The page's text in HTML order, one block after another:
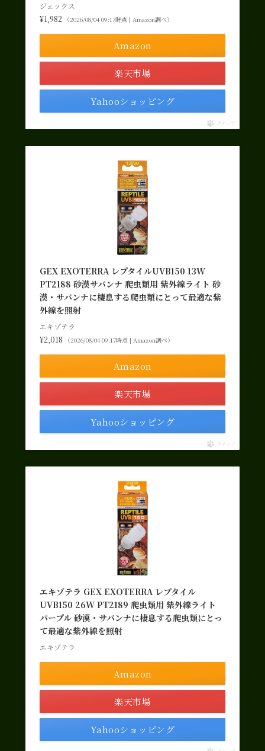
ジェックス
¥1,982
（2026/08/04 09:17時点 | Amazon調べ）
Amazon
楽天市場
Yahooショッピング
ポチップ
GEX EXOTERRA レプタイルUVB150 13W
PT2188 砂漠サバンナ 爬虫類用 紫外線ライト 砂
漠・サバンナに棲息する爬虫類にとって最適な紫
外線を照射
エキゾテラ
¥2,018
（2026/08/04 09:17時点 | Amazon調べ）
Amazon
楽天市場
Yahooショッピング
ポチップ
エキゾテラ GEX EXOTERRA レプタイル
UVB150 26W PT2189 爬虫類用 紫外線ライト
パープル 砂漠・サバンナに棲息する爬虫類にとっ
て最適な紫外線を照射
エキゾテラ
Amazon
楽天市場
Yahooショッピング